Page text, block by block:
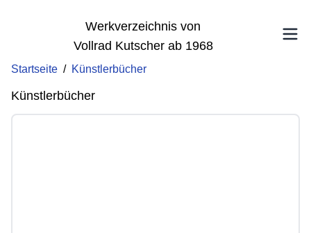
Werkverzeichnis von
Vollrad Kutscher ab 1968
Startseite / Künstlerbücher
Künstlerbücher